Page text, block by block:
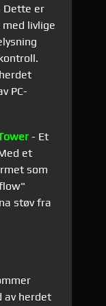
Dette er
livlige
PC-
- Et
et
som
støv fra
av herdet